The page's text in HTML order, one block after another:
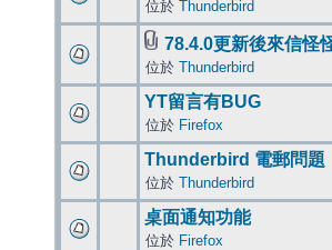
位於 Thunderbird
78.4.0更新後來信怪
位於 Thunderbird
YT留言有BUG
位於 Firefox
Thunderbird 電郵問題
位於 Thunderbird
桌面通知功能
位於 Firefox